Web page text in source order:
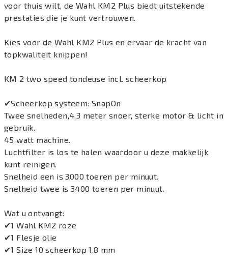
voor thuis wilt, de Wahl KM2 Plus biedt uitstekende
prestaties die je kunt vertrouwen.
Kies voor de Wahl KM2 Plus en ervaar de kracht van
topkwaliteit knippen!
KM 2 two speed tondeuse incl. scheerkop
✔Scheerkop systeem: SnapOn
Twee snelheden,4,3 meter snoer, sterke motor & licht in
gebruik.
45 watt machine.
Luchtfilter is los te halen waardoor u deze makkelijk
kunt reinigen.
Snelheid een is 3000 toeren per minuut.
Snelheid twee is 3400 toeren per minuut.
Wat u ontvangt:
✔1 Wahl KM2 roze
✔1 Flesje olie
✔1 Size 10 scheerkop 1.8 mm